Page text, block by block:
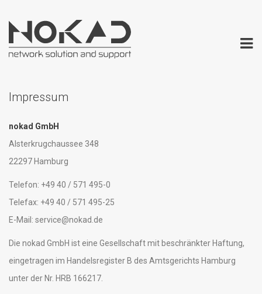
Impressum
nokad GmbH
Alsterkrugchaussee 348
22297 Hamburg
Telefon: +49 40 / 571 495-0
Telefax: +49 40 / 571 495-25
E-Mail: service@nokad.de
Die nokad GmbH ist eine Gesellschaft mit beschränkter Haftung,
eingetragen im Handelsregister B des Amtsgerichts Hamburg
unter der Nr. HRB 166217.